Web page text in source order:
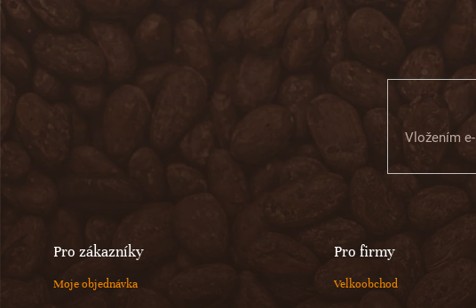
p
a
Vložením
Pro zákazníky
Moje objednávka
Pro firmy
Velkoobchod